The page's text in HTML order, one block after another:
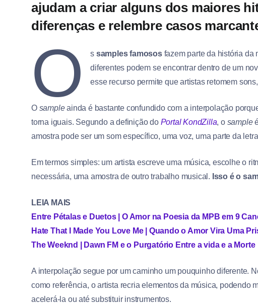
ajudam a criar alguns dos maiores
diferenças e relembre casos
O s samples famososfazem parte da história da
diferentes podem se encontrar dentro de um
esse recurso permite que artistas retomem
O sampleainda é bastante confundido com a interpolação
torna iguais. Segundo a definição do Portal KondZilla, o sample
amostra pode ser um som específico, uma voz, uma parte da
Em termos simples: um artista escreve uma música, escolhe o
necessária, uma amostra de outro trabalho musical. Isso é o
LEIA MAIS
Entre Pétalas e Duetos | O Amor na Poesia da MPB em 9
Hate That I Made You Love Me | Quando o Amor Vira Uma
The Weeknd | Dawn FM e o Purgatório Entre a vida e a Morte
A interpolação segue por um caminho um pouquinho diferente.
como referência, o artista recria elementos da música, podendo
acelerá-la ou até substituir instrumentos.